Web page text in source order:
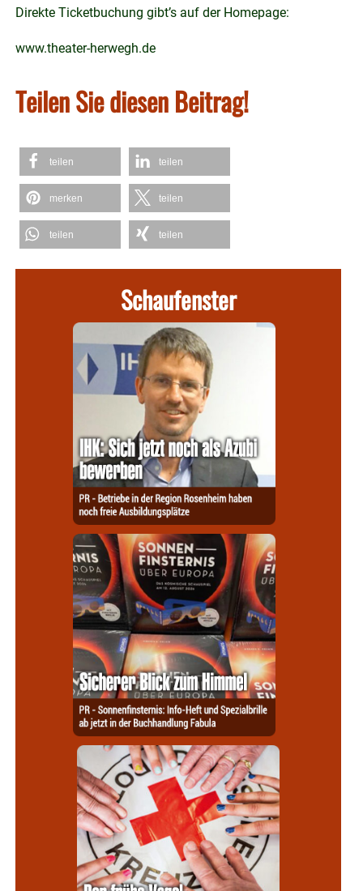
Direkte Ticketbuchung gibt’s auf der Homepage:
www.theater-herwegh.de
Teilen Sie diesen Beitrag!
teilen teilen
merken teilen
teilen teilen
Schaufenster